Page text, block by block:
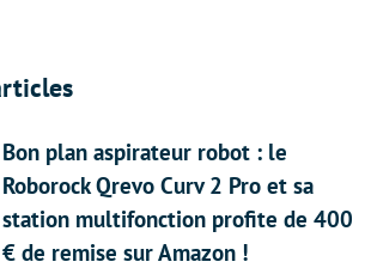
Bon plan aspirateur robot : le
Roborock Qrevo Curv 2 Pro et sa
station multifonction profite de 400
€ de remise sur Amazon !